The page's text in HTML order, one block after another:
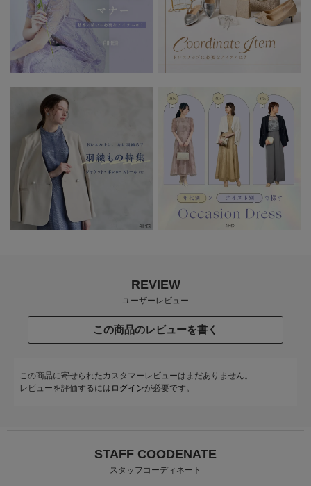
REVIEW
ユーザーレビュー
この商品のレビューを書く
この商品に寄せられたカスタマーレビューはまだありません。
レビューを評価するには ログインが必要です。
STAFF COODENATE
スタッフコーディネート